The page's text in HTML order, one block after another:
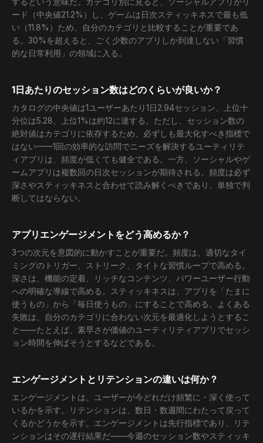
ード（中央値21.2%）し、ゲームは日次スティッキネスで最も低
い（11.8%）ため、自分のカテゴリと比較することが重要であ
る。30%を超えると、ごく少数のアプリしか到達しない「習慣
的な日常利用」の領域に入る。
1日あたりのセッション数はどのくらいが良いか？
カタログの中央値は1ユーザーあたり1日2.94セッション、上位十
分位は5.28、上位1%は約12に達する。ただし、セッション数の
絶対値はカテゴリに依存するため、必ずしも最大化すべき指標で
はない——1回の効率的な訪問でニーズを解決するユーティリテ
ィアプリは、頻度が低くても健全である。一方、ソーシャルやゲ
ームアプリは複数回の日次セッションが期待される。頻度は必ず
深さやスティッキネスと合わせて読み解くべきであり、単独で判
断してはならない。
アプリエンゲージメントをどう高めるか？
3つの次元を意図的に動かすことが重要だ。頻度は、適切なタイ
ミングのトリガー、ストリーク、タイトな習慣ループで高める。
深さは、機能の定着、リッチなコンテンツ、パワーユーザー行動
への明確な導線で高める。スティッキネスは、アプリを「たまに
使うもの」から「毎日使うもの」にすることで高める。よくある
失敗は、自分のカテゴリに合わない次元を最適化しようとするこ
と——たとえば、素早さが価値のユーティリティアプリでセッシ
ョン時間を伸ばそうとするなどである。
エンゲージメントとリテンションの違いは何か？
エンゲージメントは、ユーザーが今どれだけ頻繁に・深く使って
いるかを示す。リテンションは、数日・数週間にわたって戻って
くるかどうかを示す。エンゲージメントは先行指標であり、リテ
ンションはその遅行結果だ——今週のセッション数やスティッキ